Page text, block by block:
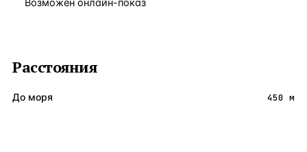
Возможен онлайн-показ
Расстояния
До моря 450 м